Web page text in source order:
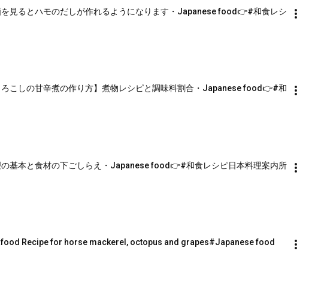
を見るとハモのだしが作れるようになります・Japanese food👉#和食レシ
ろこしの甘辛煮の作り方】煮物レシピと調味料割合・Japanese food👉#和
の基本と食材の下ごしらえ・Japanese food👉#和食レシピ日本料理案内所
Recipe for horse mackerel, octopus and grapes#Japanese food